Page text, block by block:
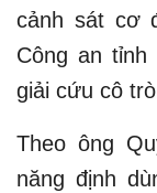
cảnh sát cơ
Công an
giải cứu cô
Theo ông
năng định